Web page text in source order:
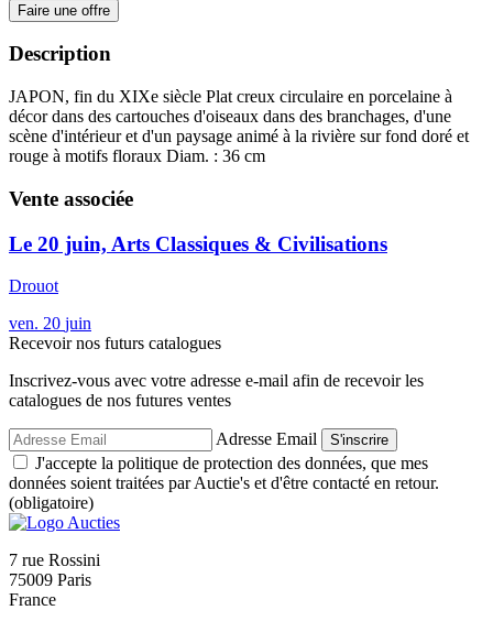
Faire une offre
Description
JAPON, fin du XIXe siècle Plat creux circulaire en porcelaine à
décor dans des cartouches d'oiseaux dans des branchages, d'une
scène d'intérieur et d'un paysage animé à la rivière sur fond doré et
rouge à motifs floraux Diam. : 36 cm
Vente associée
Le 20 juin, Arts Classiques & Civilisations
Drouot
ven. 20 juin
Recevoir nos futurs catalogues
Inscrivez-vous avec votre adresse e-mail afin de recevoir les
catalogues de nos futures ventes
Adresse Email S'inscrire
J'accepte la politique de protection des données, que mes
données soient traitées par Auctie's et d'être contacté en retour.
(obligatoire)
7 rue Rossini
75009 Paris
France